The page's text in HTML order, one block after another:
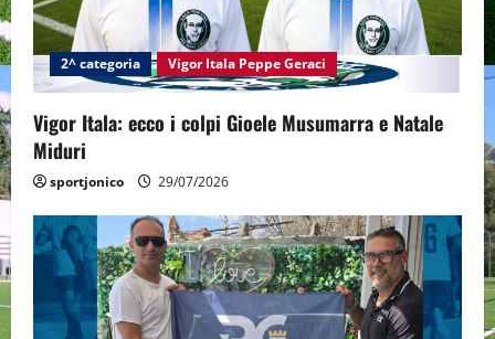
i
o
n
2^ categoria Vigor Itala Peppe Geraci
Vigor Itala: ecco i colpi Gioele Musumarra e Natale
Miduri
sportjonico 29/07/2026